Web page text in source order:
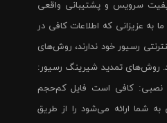
سرویس و پشتیبانی واقعی
به عزیزانی که اطلاعات کافی در
رسیور خود ندارند، روش‌های
روش‌های تمدید شیرینگ رسیور:
نصبی: کافی است فایل کم‌حجم
شما ارائه می‌شود را از طریق